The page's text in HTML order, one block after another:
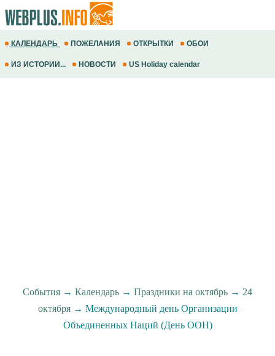
КАЛЕНДАРЬ ПОЖЕЛАНИЯ ОТКРЫТКИ ОБОИ
ИЗ ИСТОРИИ... НОВОСТИ US Holiday calendar
События → Календарь → Праздники на октябрь → 24
октября→ Международный день Организации
Объединенных Наций (День ООН)